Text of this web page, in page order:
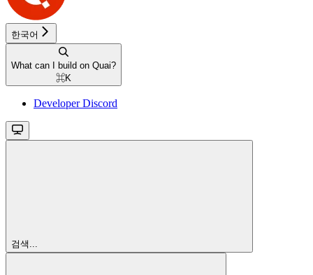
한국어
What can I build on Quai?
⌘K
Developer Discord
검색...